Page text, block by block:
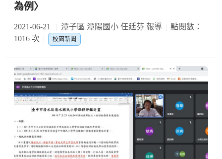
為例〉
2021-06-21 潭子區 潭陽國小 任廷芬 報導
點閱數：
1016 次
校園新聞